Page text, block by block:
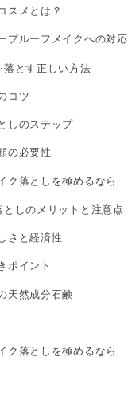
スメとは？
プルーフメイクへの対応
落とす正しい方法
コツ
しのステップ
の必要性
ク落としを極めるなら
しのメリットと注意点
さと経済性
ポイント
天然成分石鹸
ク落としを極めるなら